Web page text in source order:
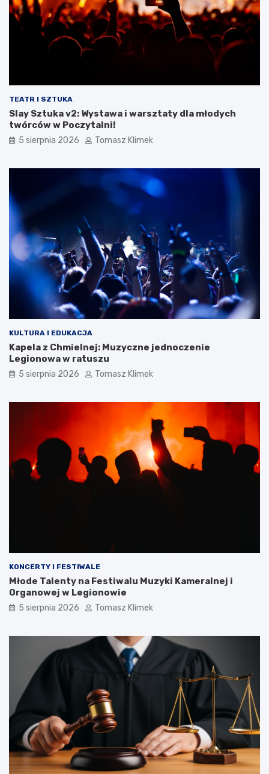
TEATR I SZTUKA
Slay Sztuka v2: Wystawa i warsztaty dla młodych
twórców w Poczytalni!
5 sierpnia 2026 Tomasz Klimek
KULTURA I EDUKACJA
Kapela z Chmielnej: Muzyczne jednoczenie
Legionowa w ratuszu
5 sierpnia 2026 Tomasz Klimek
KONCERTY I FESTIWALE
Młode Talenty na Festiwalu Muzyki Kameralnej i
Organowej w Legionowie
5 sierpnia 2026 Tomasz Klimek